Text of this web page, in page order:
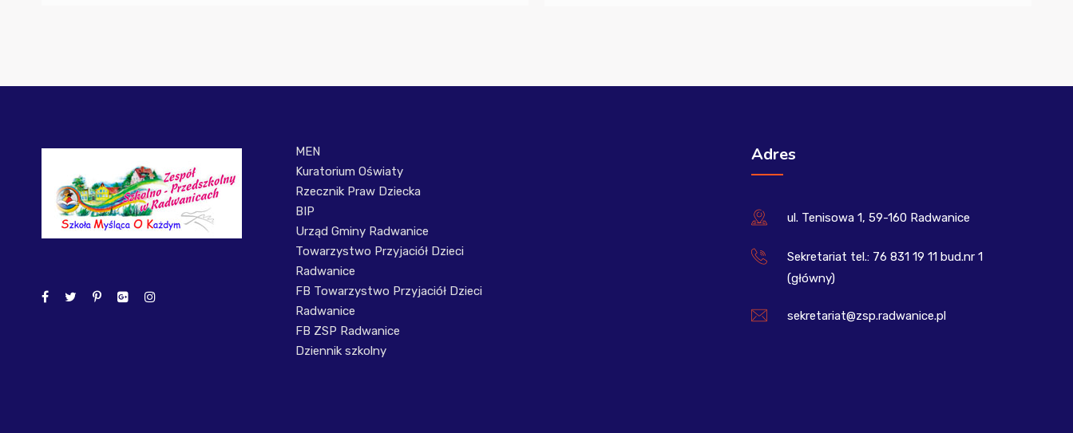
MEN
Kuratorium Oświaty
Rzecznik Praw Dziecka
BIP
Urząd Gminy Radwanice
Towarzystwo Przyjaciół Dzieci
Radwanice
FB Towarzystwo Przyjaciół Dzieci
Radwanice
FB ZSP Radwanice
Dziennik szkolny
Adres
ul. Tenisowa 1, 59-160 Radwanice
Sekretariat tel.: 76 831 19 11 bud.nr 1
(główny)
sekretariat@zsp.radwanice.pl